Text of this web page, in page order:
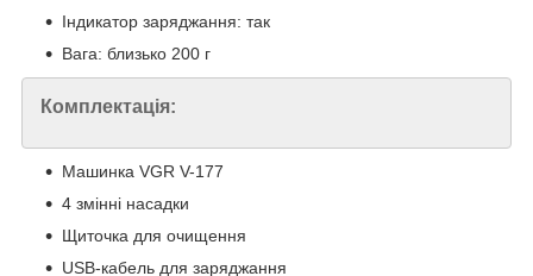
Індикатор заряджання: так
Вага: близько 200 г
Комплектація:
Машинка VGR V-177
4 змінні насадки
Щиточка для очищення
USB-кабель для заряджання